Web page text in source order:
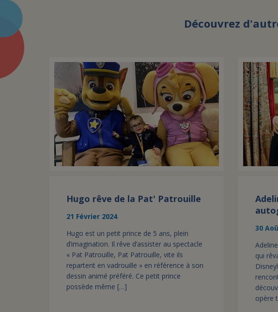
Découvrez
Hugo rêve de la Pat' Patrouille
21 Février 2024
Hugo est un petit prince de 5 ans, plein
d’imagination. Il rêve d’assister au spectacle
« Pat Patrouille, Pat Patrouille, vite ils
repartent en vadrouille » en référence à son
dessin animé préféré. Ce petit prince
possède même […]
30
qui
opère